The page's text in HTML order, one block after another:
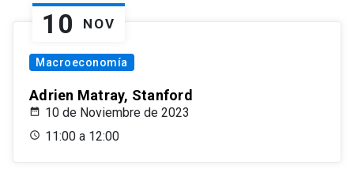
10 NOV
Macroeconomía
Adrien Matray, Stanford
10 de Noviembre de 2023
11:00 a 12:00